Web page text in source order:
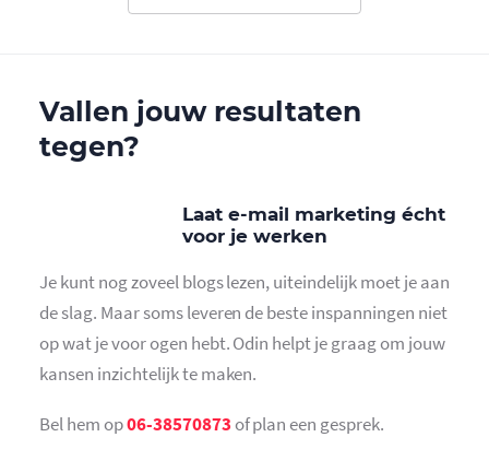
Vallen jouw resultaten
tegen?
Laat e-mail marketing écht
voor je werken
Je kunt nog zoveel blogs lezen, uiteindelijk moet je aan
de slag. Maar soms leveren de beste inspanningen niet
op wat je voor ogen hebt. Odin helpt je graag om jouw
kansen inzichtelijk te maken.
Bel hem op06-38570873 of plan een gesprek.